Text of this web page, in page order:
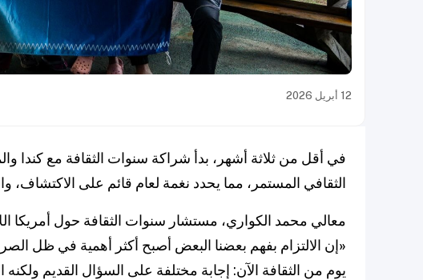
12 أبريل 2026
في أقل من ثلاثة أشهر، بدأ شراكة سنوات الثقافة مع كندا
الثقافي المستمر، مما يحدد نغمة لعام قائم على الاكتشاف،
معالي محمد الكواري، مستشار سنوات الثقافة حول أمريكا
«
يوم من الثقافة الآن: إجابة مختلفة على السؤال القديم